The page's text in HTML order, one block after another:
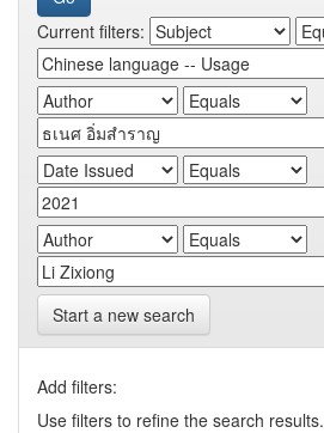
Current filters:
Start a new search
Add filters:
Use filters to refine the search results.